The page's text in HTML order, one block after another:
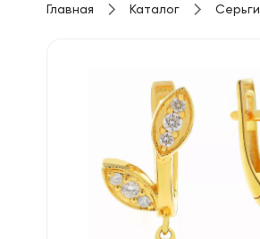
Главная Каталог Серьги